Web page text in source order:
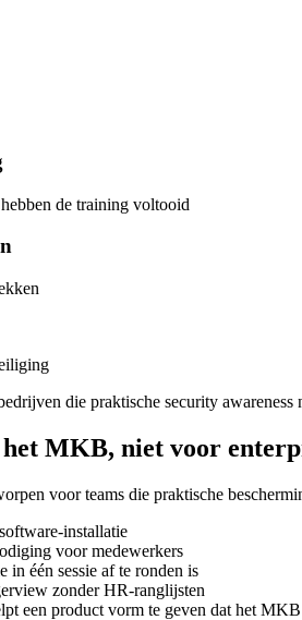
de training voltooid
die praktische security
MKB, niet voor
voor teams die praktische
installatie
voor medewerkers
in één sessie af te ronden is
zonder HR-ranglijsten
een product vorm te geven dat het